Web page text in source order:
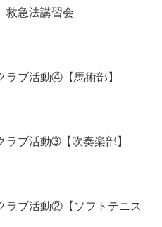
救急法講習会
ラブ活動④【馬術部】
ラブ活動➂【吹奏楽部】
ラブ活動②【ソフトテニス